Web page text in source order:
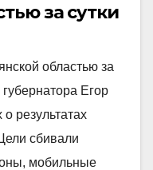
за сутки
областью за
Егор
результатах
сбивали
мобильные